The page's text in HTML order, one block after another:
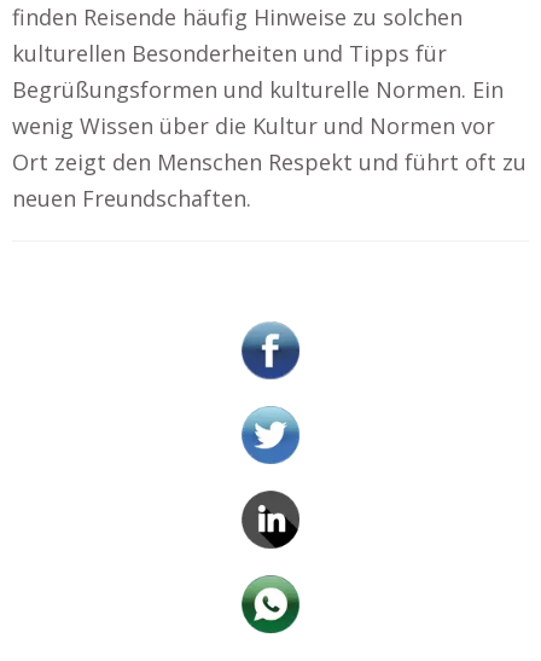
finden Reisende häufig Hinweise zu solchen
kulturellen Besonderheiten und Tipps für
Begrüßungsformen und kulturelle Normen. Ein
wenig Wissen über die Kultur und Normen vor
Ort zeigt den Menschen Respekt und führt oft zu
neuen Freundschaften.